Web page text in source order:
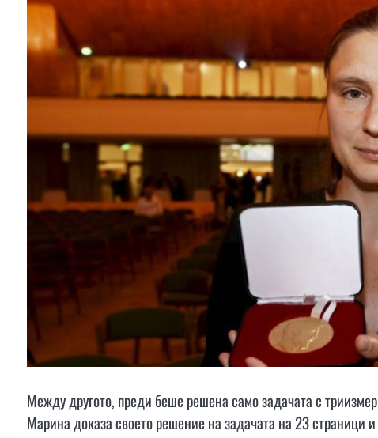
Между другото, преди беше решена само задачата с
Марина доказа своето решение на задачата на 23 страници и